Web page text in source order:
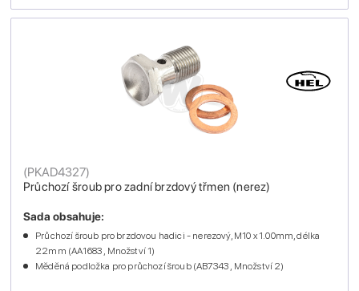
Průchozí šroub pro zadní brzdový třmen (nerez)
(PKAD4327)
Sada obsahuje:
Průchozí šroub pro brzdovou hadici - nerezový, M10 x 1.00mm, délka
22mm (AA1683 , Množství 1)
Měděná podložka pro průchozí šroub (AB7343 , Množství 2)